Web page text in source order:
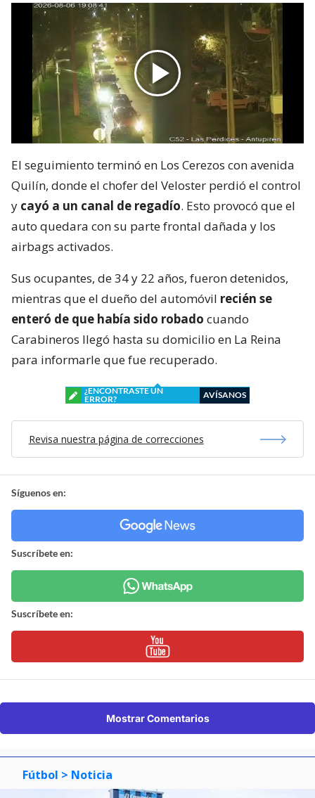
El seguimiento terminó en Los Cerezos con avenida
Quilín, donde el chofer del Veloster perdió el control
y cayó a un canal de regadío. Esto provocó que el
auto quedara con su parte frontal dañada y los
airbags activados.
Sus ocupantes, de 34 y 22 años, fueron detenidos,
mientras que el dueño del automóvil recién se
enteró de que había sido robado cuando
Carabineros llegó hasta su domicilio en La Reina
para informarle que fue recuperado.
¿ENCONTRASTE UN
ERROR?
AVÍSANOS
Revisa nuestra página de correcciones
Síguenos en:
Suscríbete en:
Suscríbete en:
Mostrar Comentarios
Fútbol > Noticia